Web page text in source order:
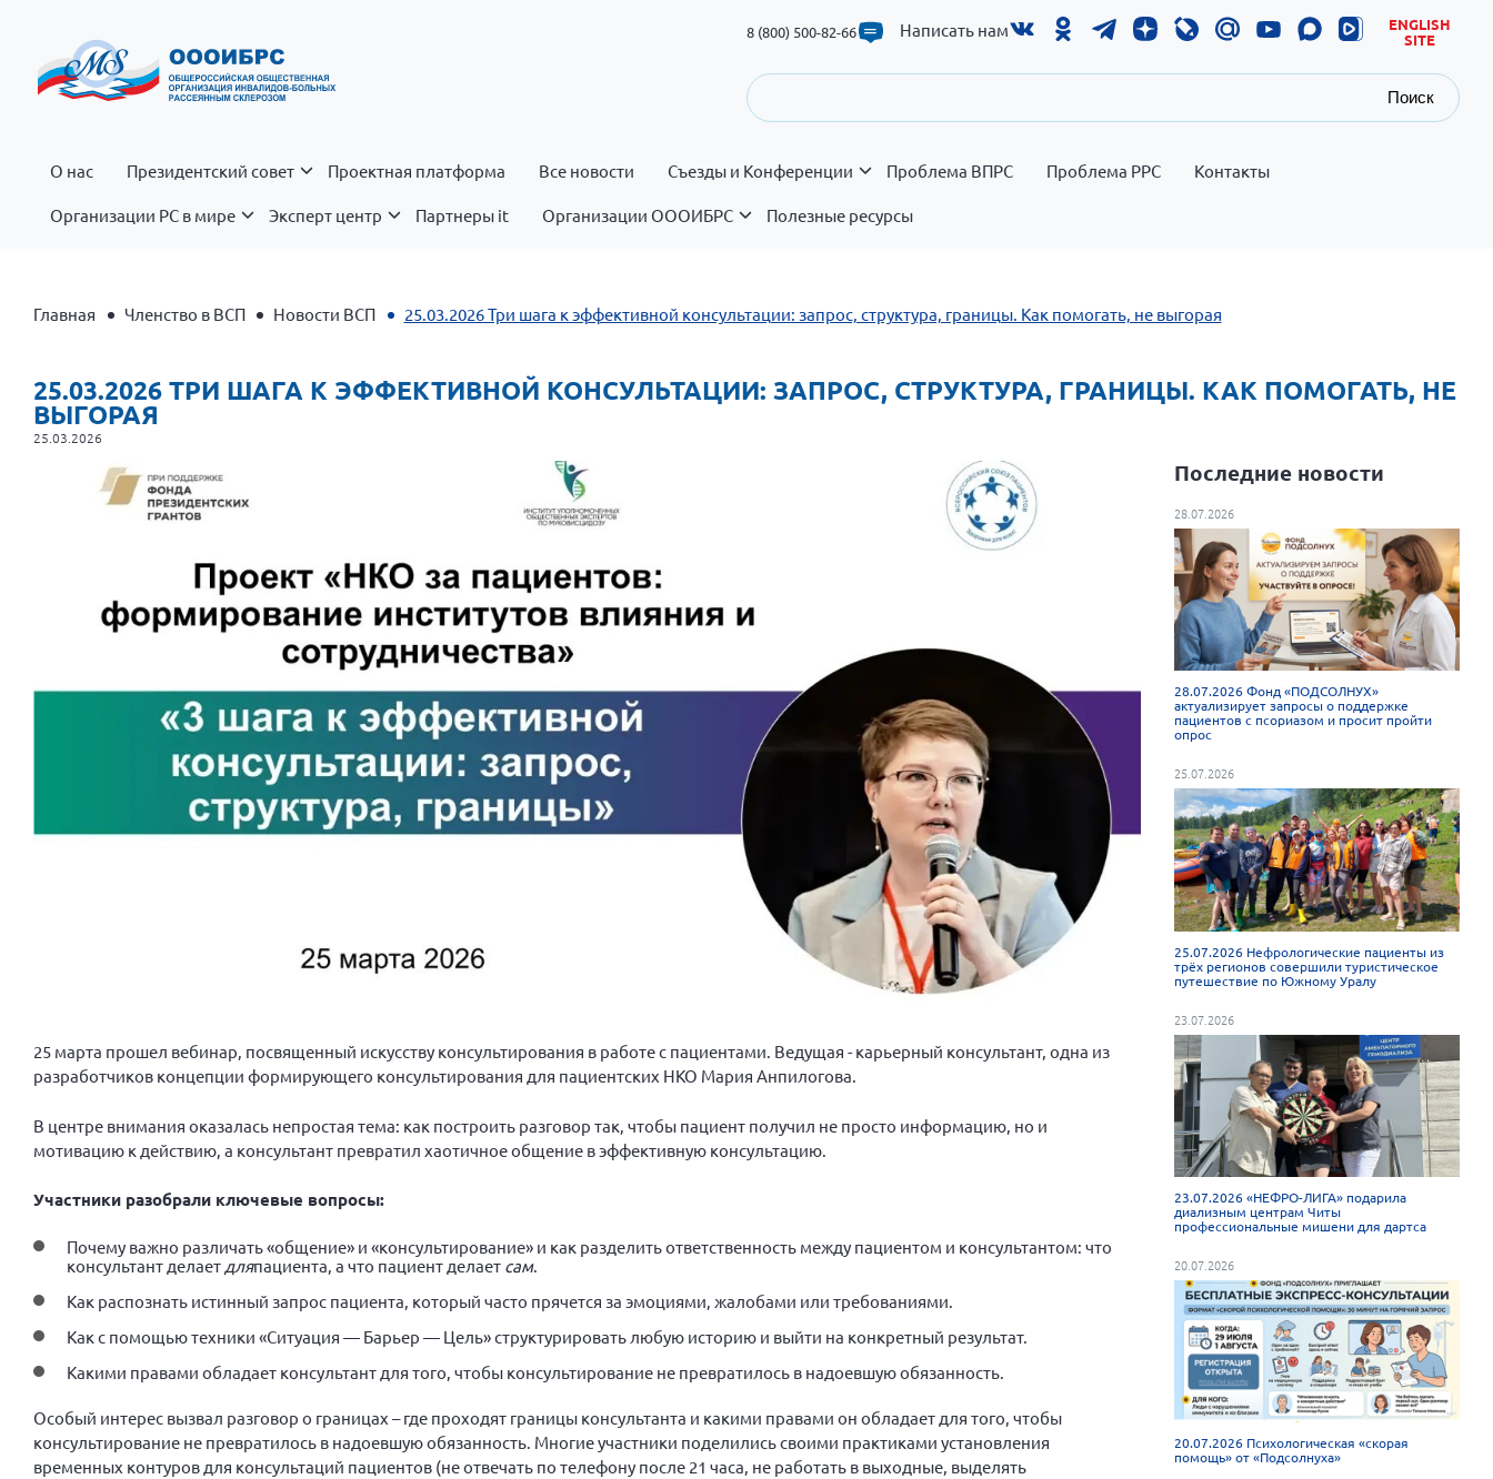
8 (800) 500-82-66 Написать нам
ENGLISH
SITE
Поиск
О нас Президентский совет Проектная платформа Все новости Съезды и Конференции Проблема ВПРС Проблема РРС Контакты
Организации РС в мире Эксперт центр Партнеры it Организации ОООИБРС Полезные ресурсы
Главная Членство в ВСП Новости ВСП 25.03.2026 Три шага к эффективной консультации: запрос, структура, границы. Как помогать, не выгорая
25.03.2026 ТРИ ШАГА К ЭФФЕКТИВНОЙ КОНСУЛЬТАЦИИ: ЗАПРОС, СТРУКТУРА, ГРАНИЦЫ. КАК ПОМОГАТЬ, НЕ
ВЫГОРАЯ
25.03.2026
25 марта прошел вебинар, посвященный искусству консультирования в работе с пациентами. Ведущая - карьерный консультант, одна из
разработчиков концепции формирующего консультирования для пациентских НКО Мария Анпилогова.
В центре внимания оказалась непростая тема: как построить разговор так, чтобы пациент получил не просто информацию, но и
мотивацию к действию, а консультант превратил хаотичное общение в эффективную консультацию.
Участники разобрали ключевые вопросы:
Почему важно различать «общение» и «консультирование» и как разделить ответственность между пациентом и консультантом: что
консультант делает дляпациента, а что пациент делает сам.
Как распознать истинный запрос пациента, который часто прячется за эмоциями, жалобами или требованиями.
Как с помощью техники «Ситуация — Барьер — Цель» структурировать любую историю и выйти на конкретный результат.
Какими правами обладает консультант для того, чтобы консультирование не превратилось в надоевшую обязанность.
Особый интерес вызвал разговор о границах – где проходят границы консультанта и какими правами он обладает для того, чтобы
консультирование не превратилось в надоевшую обязанность. Многие участники поделились своими практиками установления
временных контуров для консультаций пациентов (не отвечать по телефону после 21 часа, не работать в выходные, выделять
Последние новости
28.07.2026
28.07.2026 Фонд «ПОДСОЛНУХ»
актуализирует запросы о поддержке
пациентов с псориазом и просит пройти
опрос
25.07.2026
25.07.2026 Нефрологические пациенты из
трёх регионов совершили туристическое
путешествие по Южному Уралу
23.07.2026
23.07.2026 «НЕФРО-ЛИГА» подарила
диализным центрам Читы
профессиональные мишени для дартса
20.07.2026
20.07.2026 Психологическая «скорая
помощь» от «Подсолнуха»